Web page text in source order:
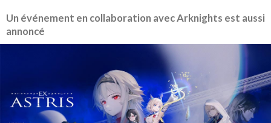
Un événement en collaboration avec Arknights est aussi
annoncé